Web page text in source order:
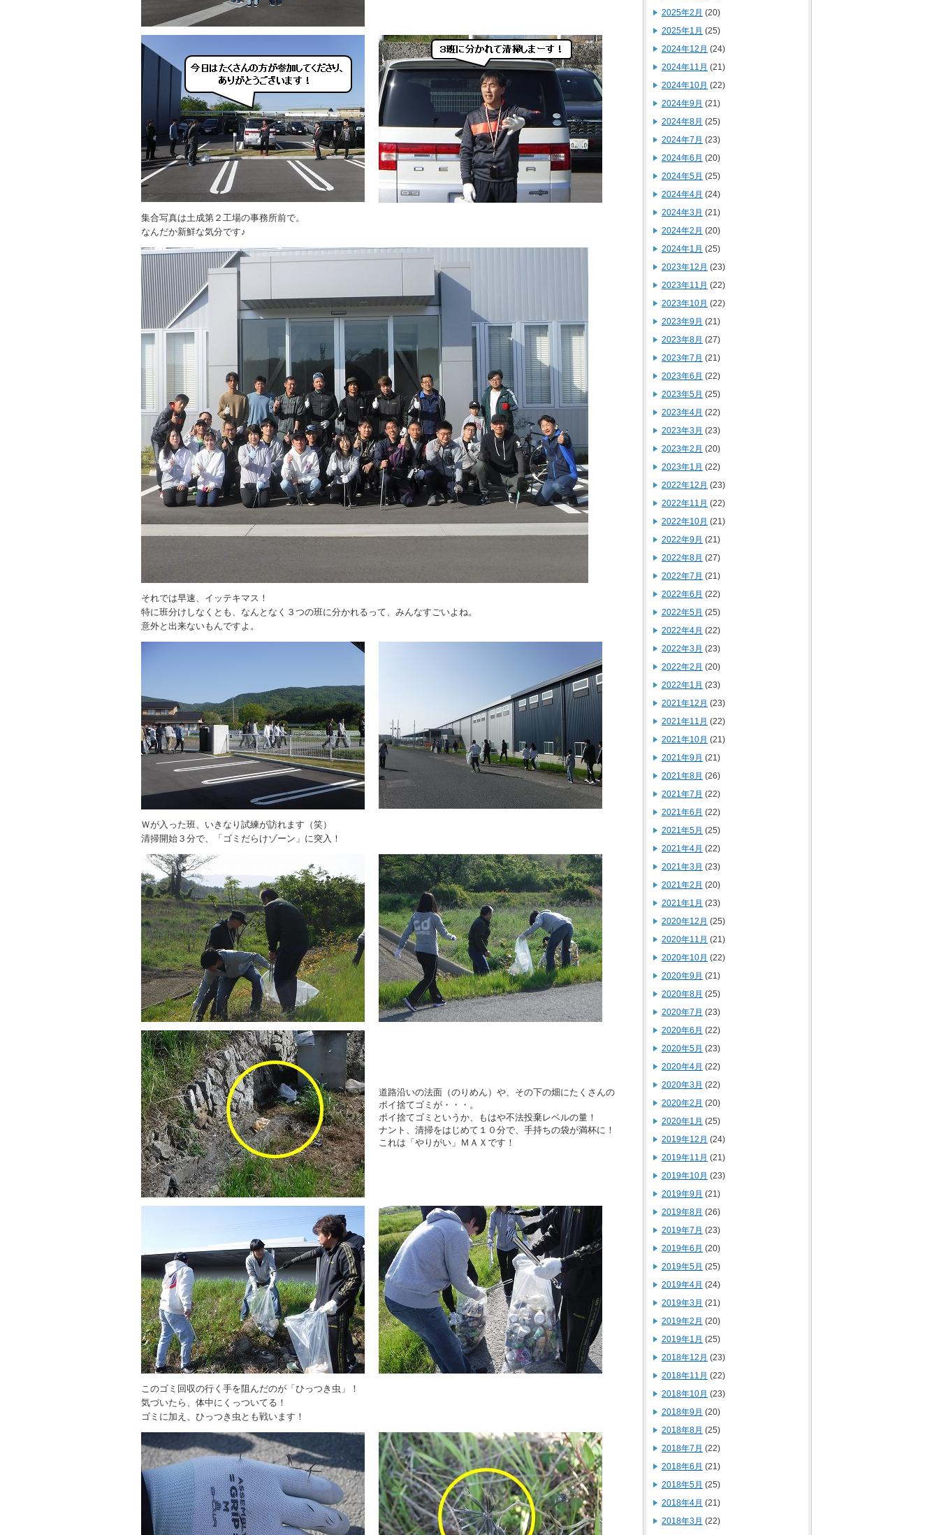
集合写真は土成第２工場の事務所前で。
なんだか新鮮な気分です♪
それでは早速、イッテキマス！
特に班分けしなくとも、なんとなく３つの班に分かれるって、みんなすごいよね。
意外と出来ないもんですよ。
Ｗが入った班、いきなり試練が訪れます（笑）
清掃開始３分で、「ゴミだらけゾーン」に突入！
道路沿いの法面（のりめん）や、その下の畑にたくさんの
ポイ捨てゴミが・・・。
ポイ捨てゴミというか、もはや不法投棄レベルの量！
ナント、清掃をはじめて１０分で、手持ちの袋が満杯に！
これは「やりがい」ＭＡＸです！
このゴミ回収の行く手を阻んだのが「ひっつき虫」！
気づいたら、体中にくっついてる！
ゴミに加え、ひっつき虫とも戦います！
2025年2月 (20)
2025年1月 (25)
2024年12月 (24)
2024年11月 (21)
2024年10月 (22)
2024年9月 (21)
2024年8月 (25)
2024年7月 (23)
2024年6月 (20)
2024年5月 (25)
2024年4月 (24)
2024年3月 (21)
2024年2月 (20)
2024年1月 (25)
2023年12月 (23)
2023年11月 (22)
2023年10月 (22)
2023年9月 (21)
2023年8月 (27)
2023年7月 (21)
2023年6月 (22)
2023年5月 (25)
2023年4月 (22)
2023年3月 (23)
2023年2月 (20)
2023年1月 (22)
2022年12月 (23)
2022年11月 (22)
2022年10月 (21)
2022年9月 (21)
2022年8月 (27)
2022年7月 (21)
2022年6月 (22)
2022年5月 (25)
2022年4月 (22)
2022年3月 (23)
2022年2月 (20)
2022年1月 (23)
2021年12月 (23)
2021年11月 (22)
2021年10月 (21)
2021年9月 (21)
2021年8月 (26)
2021年7月 (22)
2021年6月 (22)
2021年5月 (25)
2021年4月 (22)
2021年3月 (23)
2021年2月 (20)
2021年1月 (23)
2020年12月 (25)
2020年11月 (21)
2020年10月 (22)
2020年9月 (21)
2020年8月 (25)
2020年7月 (23)
2020年6月 (22)
2020年5月 (23)
2020年4月 (22)
2020年3月 (22)
2020年2月 (20)
2020年1月 (25)
2019年12月 (24)
2019年11月 (21)
2019年10月 (23)
2019年9月 (21)
2019年8月 (26)
2019年7月 (23)
2019年6月 (20)
2019年5月 (25)
2019年4月 (24)
2019年3月 (21)
2019年2月 (20)
2019年1月 (25)
2018年12月 (23)
2018年11月 (22)
2018年10月 (23)
2018年9月 (20)
2018年8月 (25)
2018年7月 (22)
2018年6月 (21)
2018年5月 (25)
2018年4月 (21)
2018年3月 (22)